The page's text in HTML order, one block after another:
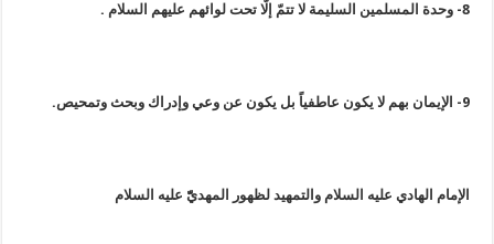
8- وحدة المسلمين السليمة لا تتمّ إلّا تحت لوائهم عليهم السلام .
9- الإيمان بهم لا يكون عاطفياً بل يكون عن وعي وإدراك وبحث وتمحيص.
الإمام الهادي عليه السلام والتمهيد لظهور المهديّّ عليه السلام